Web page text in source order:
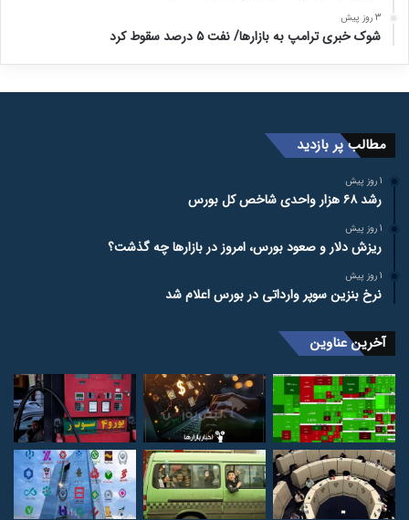
3 روز پیش
شوک خبری ترامپ به بازارها/ نفت ۵ درصد سقوط کرد
مطالب پر بازدید
1 روز پیش
رشد ۶۸ هزار واحدی شاخص کل بورس
1 روز پیش
ریزش دلار و صعود بورس، امروز در بازارها چه گذشت؟
1 روز پیش
نرخ بنزین سوپر وارداتی در بورس اعلام شد
آخرین عناوین